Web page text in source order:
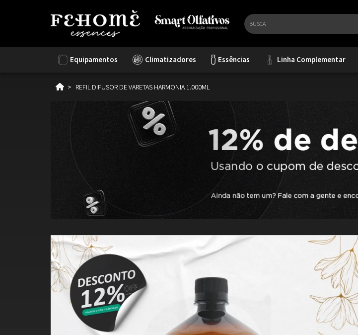
Equipamentos Climatizadores Essências Linha Complementar
REFIL DIFUSOR DE VARETAS HARMONIA 1.000ML